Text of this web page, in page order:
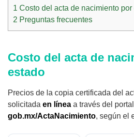
1 Costo del acta de nacimiento por
2 Preguntas frecuentes
Costo del acta de
estado
Precios de la copia certificada del
solicitada en línea a través del
gob.mx/ActaNacimiento, según el